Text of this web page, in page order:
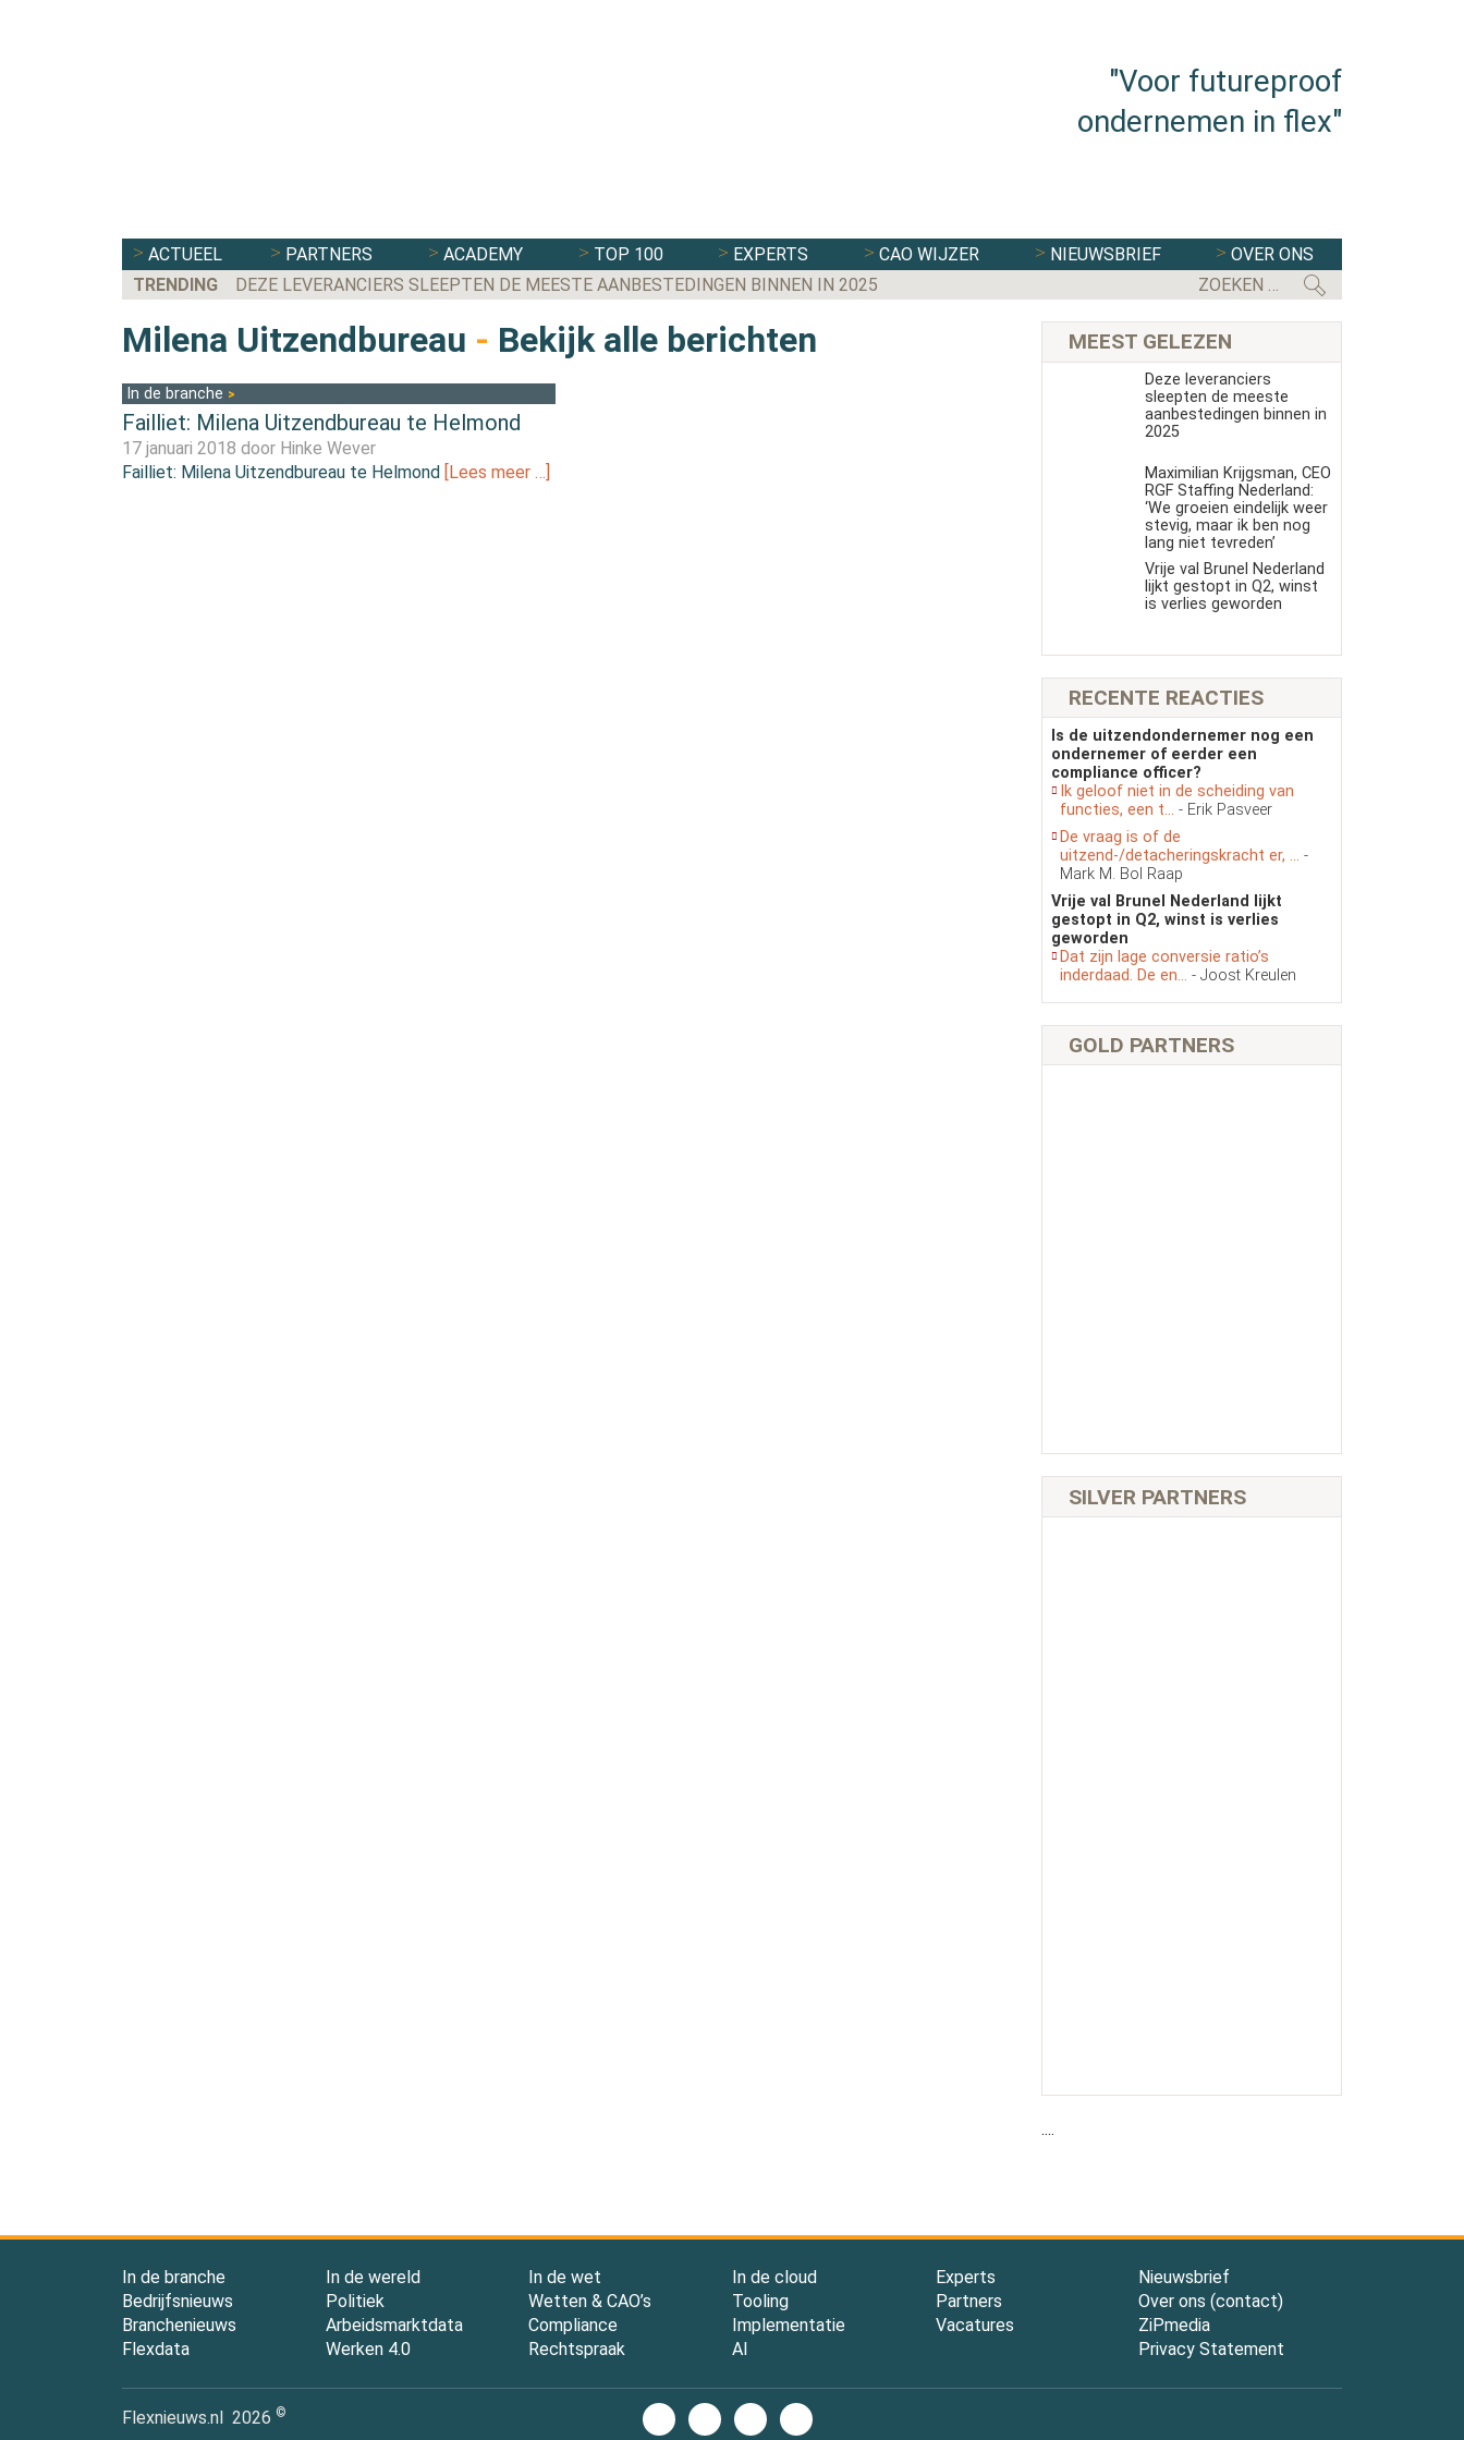
"Voor futureproof
ondernemen in flex"
ACTUEEL PARTNERS ACADEMY TOP 100 EXPERTS CAO WIJZER NIEUWSBRIEF
OVER ONS
TRENDING
DEZE LEVERANCIERS SLEEPTEN DE MEESTE AANBESTEDINGEN BINNEN IN 2025 FLEXBRANCHE WACHT
Milena Uitzendbureau - Bekijk alle berichten
In de branche
Failliet: Milena Uitzendbureau te Helmond
17 januari 2018 door Hinke Wever
Failliet: Milena Uitzendbureau te Helmond [Lees meer …]
MEEST GELEZEN
Deze leveranciers
sleepten de meeste
aanbestedingen binnen in
2025
Maximilian Krijgsman, CEO
RGF Staffing Nederland:
‘We groeien eindelijk weer
stevig, maar ik ben nog
lang niet tevreden’
Vrije val Brunel Nederland
lijkt gestopt in Q2, winst
is verlies geworden
RECENTE REACTIES
Is de uitzendondernemer nog een
ondernemer of eerder een
compliance officer?
Ik geloof niet in de scheiding van
functies, een t... - Erik Pasveer
De vraag is of de
uitzend-/detacheringskracht er, ... -
Mark M. Bol Raap
Vrije val Brunel Nederland lijkt
gestopt in Q2, winst is verlies
geworden
Dat zijn lage conversie ratio’s
inderdaad. De en... - Joost Kreulen
GOLD PARTNERS
SILVER PARTNERS
....
In de branche
Bedrijfsnieuws
Branchenieuws
Flexdata
In de wereld
Politiek
Arbeidsmarktdata
Werken 4.0
In de wet
Wetten & CAO’s
Compliance
Rechtspraak
In de cloud
Tooling
Implementatie
AI
Experts
Partners
Vacatures
Nieuwsbrief
Over ons (contact)
ZiPmedia
Privacy Statement
Flexnieuws.nl 2026 ©